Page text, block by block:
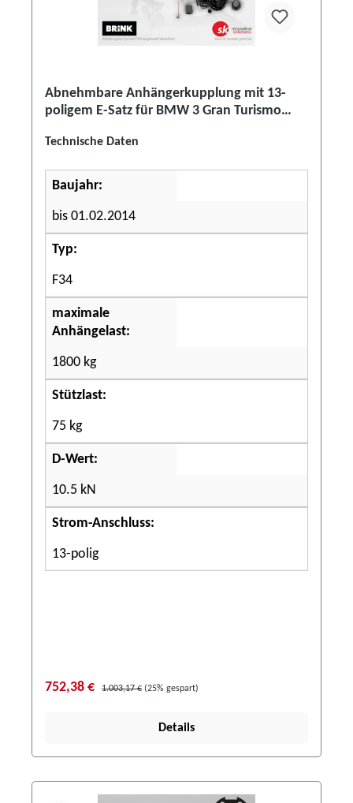
Abnehmbare Anhängerkupplung mit 13-
poligem E-Satz für BMW 3 Gran Turismo
Technische Daten
Baujahr:
bis 01.02.2014
Typ:
F34
maximale
Anhängelast:
1800 kg
Stützlast:
75 kg
D-Wert:
10.5 kN
Strom-Anschluss:
13-polig
752,38 € 1.003,17 € (25% gespart)
Details